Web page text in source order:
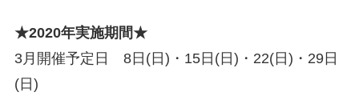
★2020年実施期間★
3月開催予定日 8日(日)・15日(日)・22(日)・29日
(日)